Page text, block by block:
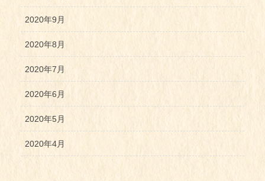
2020年9月
2020年8月
2020年7月
2020年6月
2020年5月
2020年4月